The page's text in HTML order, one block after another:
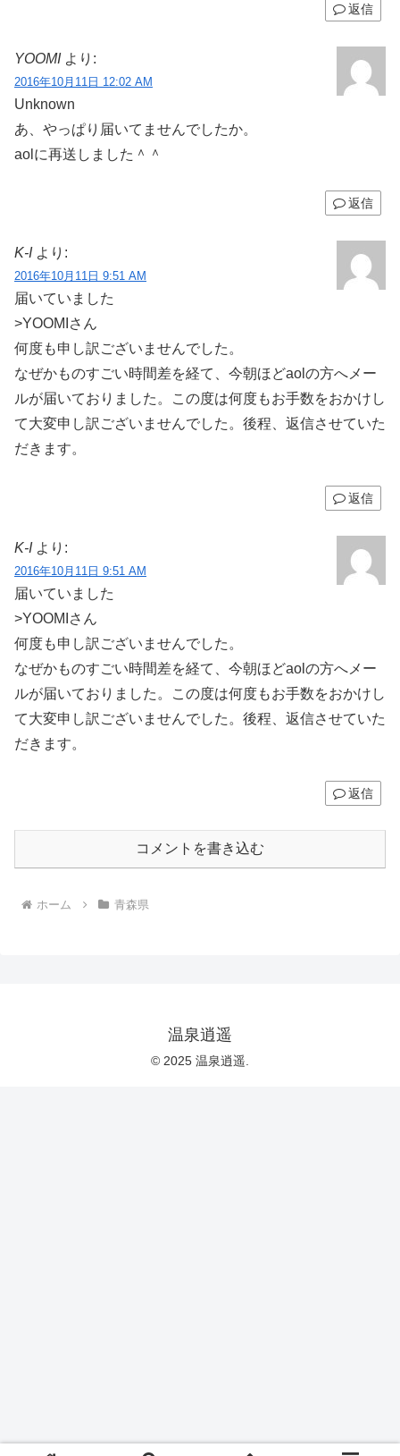
返信
YOOMI より:
2016年10月11日 12:02 AM
Unknown
あ、やっぱり届いてませんでしたか。
aolに再送しました＾＾
返信
K-I より:
2016年10月11日 9:51 AM
届いていました
>YOOMIさん
何度も申し訳ございませんでした。
なぜかものすごい時間差を経て、今朝ほどaolの方へメー
ルが届いておりました。この度は何度もお手数をおかけし
て大変申し訳ございませんでした。後程、返信させていた
だきます。
返信
K-I より:
2016年10月11日 9:51 AM
届いていました
>YOOMIさん
何度も申し訳ございませんでした。
なぜかものすごい時間差を経て、今朝ほどaolの方へメー
ルが届いておりました。この度は何度もお手数をおかけし
て大変申し訳ございませんでした。後程、返信させていた
だきます。
返信
コメントを書き込む
ホーム 青森県
温泉逍遥
© 2025 温泉逍遥.